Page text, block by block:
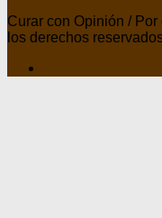
Curar con Opinión /
los derechos